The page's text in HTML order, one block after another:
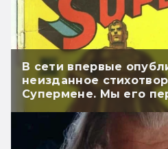
В сети впервые
неизданное
Супермене. Мы его